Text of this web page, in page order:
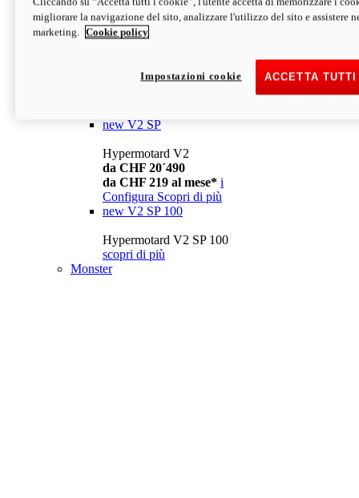
da CHF 13´990
Configura Scopri di più
newV2
da CHF 15´990
new V2 SP
Hypermotard V2
da CHF 20´490
da CHF 219 al mese* i
Configura Scopri di più
new V2 SP 100
Hypermotard V2 SP 100
scopri di più
Monster
migliorare la navigazione del sito, analizzare l'utilizzo del sito e assistere
marketing.
Cookie policy
ACCETTA
Impostazioni cookie